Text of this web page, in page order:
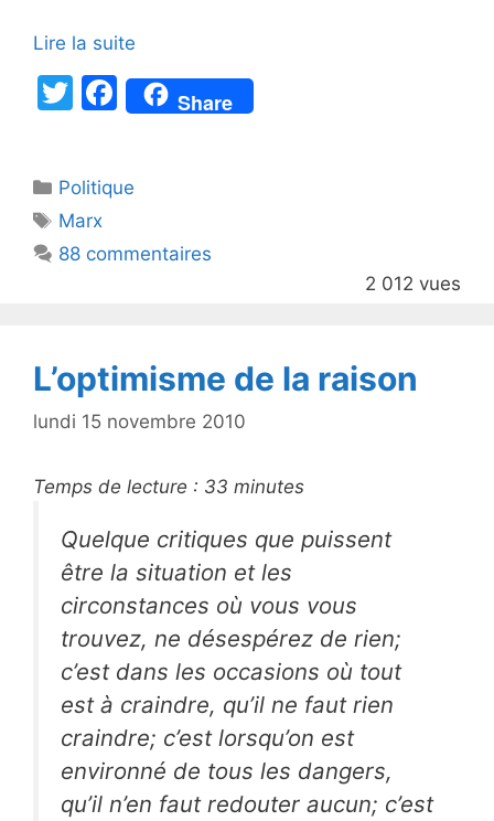
Lire la suite
T
er
F
a
e
o
Share
Catégories
Politique
Étiquettes
Marx
88 commentaires
2 012 vues
L’optimisme de la raison
lundi 15 novembre 2010
Temps de lecture : 33 minutes
Quelque critiques que puissent
être la situation et les
circonstances où vous vous
trouvez, ne désespérez de rien;
c’est dans les occasions où tout
est à craindre, qu’il ne faut rien
craindre; c’est lorsqu’on est
environné de tous les dangers,
qu’il n’en faut redouter aucun; c’est